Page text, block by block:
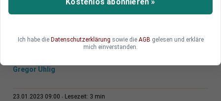
die Ausweitung der Russland-Sanktionen auf
Gregor Uhlig
23.01.2023 09:00 Lesezeit: 3 min
Kostenlos abonnieren »
Ich habe die Datenschutzerklärung sowie die AGB gelesen und erkläre
mich einverstanden.